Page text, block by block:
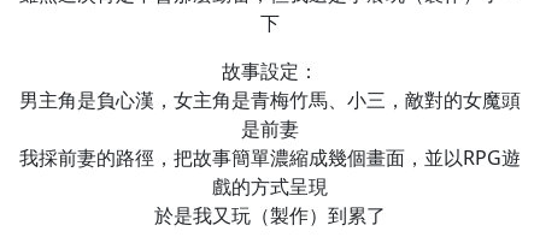
下
故事設定：
男主角是負心漢，女主角是青梅竹馬、小三，敵對的女魔頭
是前妻
我採前妻的路徑，把故事簡單濃縮成幾個畫面，並以RPG遊
戲的方式呈現
於是我又玩（製作）到累了